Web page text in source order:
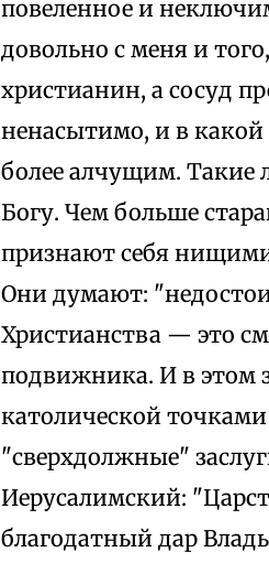
повеленное и
довольно с меня и
христианин, а сосуд
ненасытимо, и в какой
более алчущим.
Богу. Чем больше
признают себя
Они думают:
Христианства — это
подвижника. И в этом
католической
"сверхдолжные"
Иерусалимский:
благодатный дар